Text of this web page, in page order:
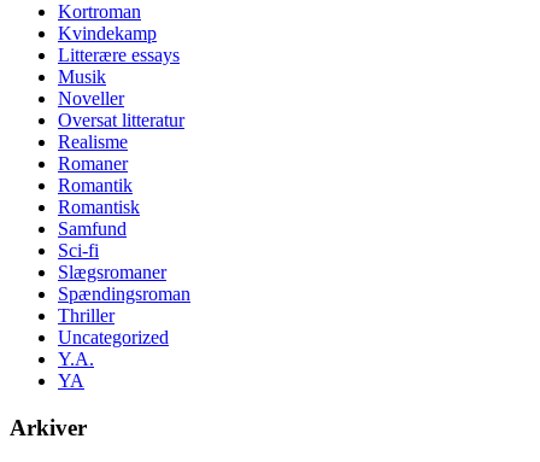
Kortroman
Kvindekamp
Litterære essays
Musik
Noveller
Oversat litteratur
Realisme
Romaner
Romantik
Romantisk
Samfund
Sci-fi
Slægsromaner
Spændingsroman
Thriller
Uncategorized
Y.A.
YA
Arkiver